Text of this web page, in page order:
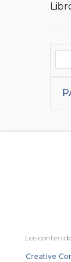
Los
Creative